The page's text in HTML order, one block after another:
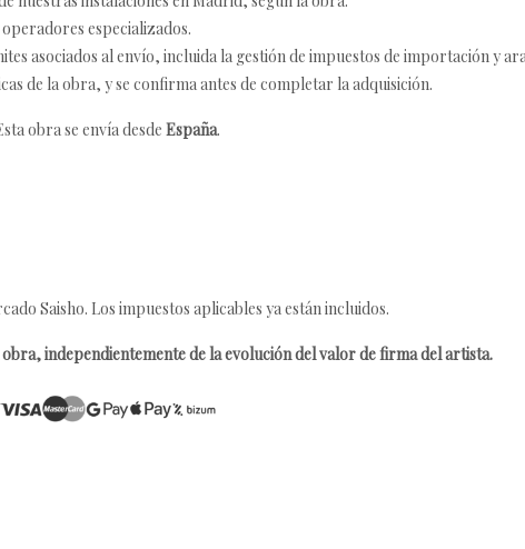
especializados.
asociados al envío, incluida la gestión de impuestos de importación y
de la obra, y se confirma antes de completar la adquisición.
obra se envía desde España.
Saisho. Los impuestos aplicables ya están incluidos.
independientemente de la evolución del valor de firma del artista.